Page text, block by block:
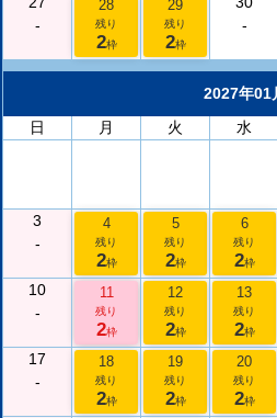
-
28
残り
2枠
29
残り
2枠
-
2027年01
日
月 火 水
3
-
4
残り
2枠
5
残り
2枠
6
残り
2枠
10
-
11
残り
2枠
12
残り
2枠
13
残り
2枠
17
-
18
残り
2枠
19
残り
2枠
20
残り
2枠